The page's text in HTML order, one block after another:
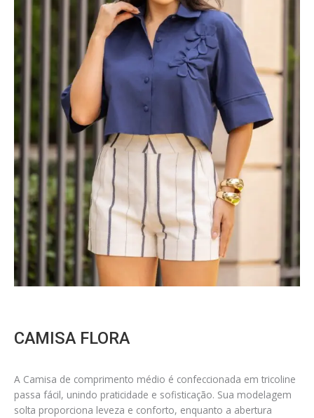
CAMISA FLORA
A Camisa de comprimento médio é confeccionada em tricoline
passa fácil, unindo praticidade e sofisticação. Sua modelagem
solta proporciona leveza e conforto, enquanto a abertura